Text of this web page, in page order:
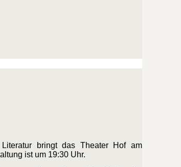
bringt das Theater Hof am
ist um 19:30 Uhr.